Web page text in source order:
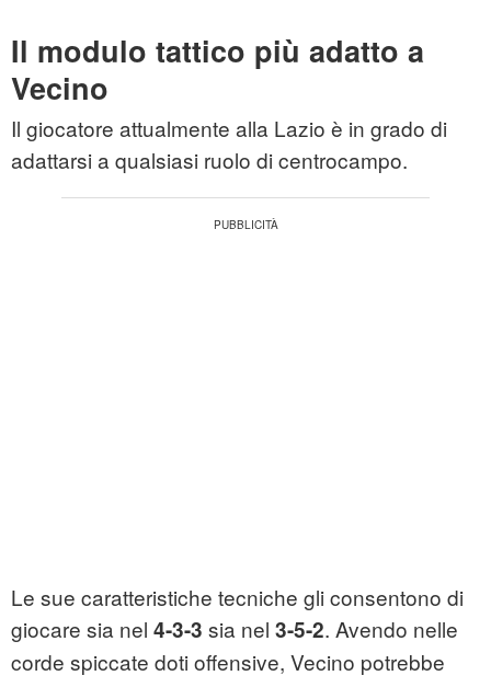
Il modulo tattico più adatto a
Vecino
Il giocatore attualmente alla Lazio è in grado di
adattarsi a qualsiasi ruolo di centrocampo.
Le sue caratteristiche tecniche gli consentono di
giocare sia nel 4-3-3 sia nel 3-5-2. Avendo nelle
corde spiccate doti offensive, Vecino potrebbe